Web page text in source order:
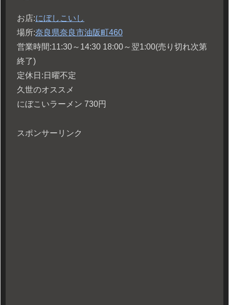
お店:にぼしこいし
場所:奈良県奈良市油阪町 460
営業時間:11:30～14:30 18:00～翌1:00(売り切れ次第
終了)
定休日:日曜不定
久世のオススメ
にぼこいラーメン 730円
スポンサーリンク